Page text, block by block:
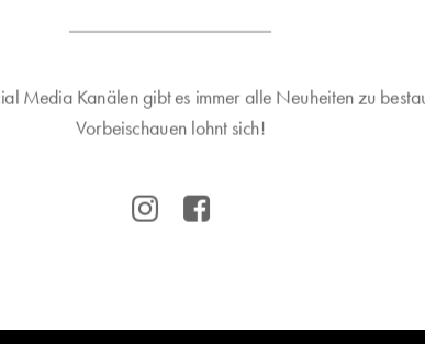
Media Kanälen gibt es immer alle Neuheiten zu
Vorbeischauen lohnt sich!
 